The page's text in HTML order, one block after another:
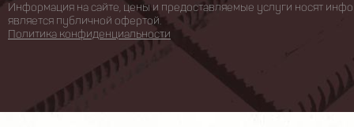
Информация на сайте, цены и предоставляемые услуги носят
является публичной офертой.
Политика конфиденциальности